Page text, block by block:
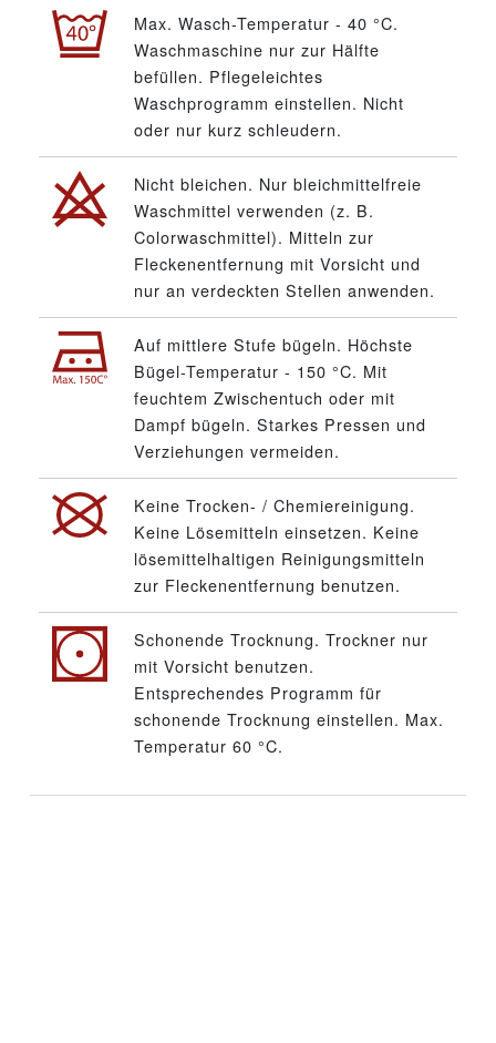
Max. Wasch-Temperatur - 40 °C.
Waschmaschine nur zur Hälfte
befüllen. Pflegeleichtes
Waschprogramm einstellen. Nicht
oder nur kurz schleudern.
Nicht bleichen. Nur bleichmittelfreie
Waschmittel verwenden (z. B.
Colorwaschmittel). Mitteln zur
Fleckenentfernung mit Vorsicht und
nur an verdeckten Stellen anwenden.
Auf mittlere Stufe bügeln. Höchste
Bügel-Temperatur - 150 °C. Mit
feuchtem Zwischentuch oder mit
Dampf bügeln. Starkes Pressen und
Verziehungen vermeiden.
Keine Trocken- / Chemiereinigung.
Keine Lösemitteln einsetzen. Keine
lösemittelhaltigen Reinigungsmitteln
zur Fleckenentfernung benutzen.
Schonende Trocknung. Trockner nur
mit Vorsicht benutzen.
Entsprechendes Programm für
schonende Trocknung einstellen. Max.
Temperatur 60 °C.